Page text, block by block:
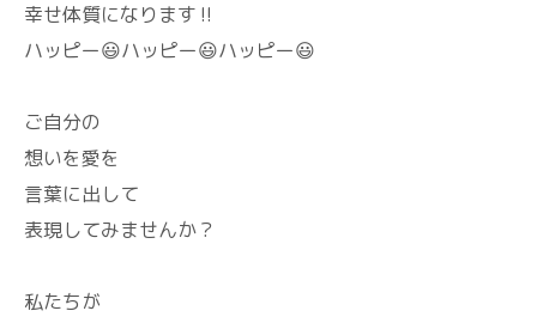
幸せ体質になります‼️
ハッピー😃ハッピー😃ハッピー😃
ご自分の
想いを愛を
言葉に出して
表現してみませんか？
私たちが